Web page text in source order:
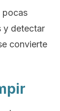
pocas
y detectar
convierte